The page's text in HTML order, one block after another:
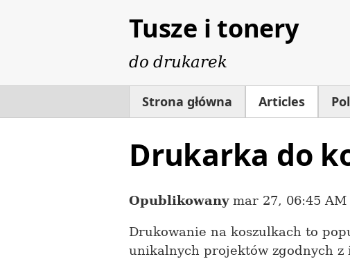
Tusze i tonery
do drukarek
Strona główna Articles
Drukarka do
Opublikowany mar 27, 06:45 AM
Drukowanie na koszulkach to
unikalnych projektów zgodnych